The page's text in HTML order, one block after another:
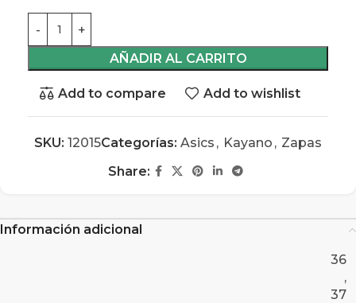
AÑADIR AL CARRITO
Add to compare Add to wishlist
SKU: 12015Categorías: Asics , Kayano , Zapas
Share:
Información adicional
36
,
37